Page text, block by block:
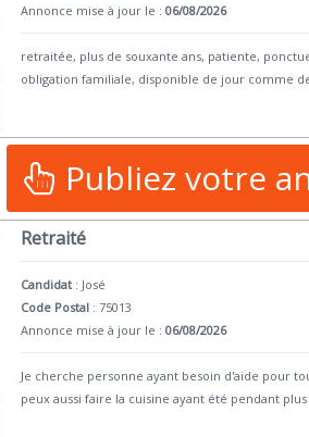
Annonce mise à jour le :06/08/2026
retraitée, plus de souxante ans, patiente,
obligation familiale, disponible de jour comme
Publiez votre
Retraité
Candidat : José
Code Postal : 75013
Annonce mise à jour le :06/08/2026
Je cherche personne ayant besoin d'aide pour
peux aussi faire la cuisine ayant été pendant